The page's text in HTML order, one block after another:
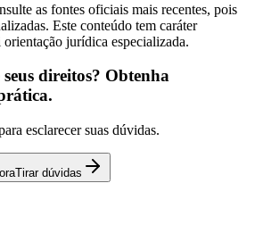
as fontes oficiais mais recentes, pois
Este conteúdo tem caráter
jurídica especializada.
direitos? Obtenha
esclarecer suas dúvidas.
Tirar dúvidas